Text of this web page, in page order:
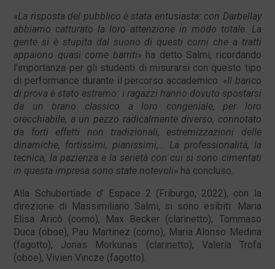
«La risposta del pubblico è stata entusiasta: con Darbellay
abbiamo catturato la loro attenzione in modo totale. La
gente si è stupita dal suono di questi corni che a tratti
appaiono quasi come barriti» ha detto Salmi, ricordando
l’importanza per gli studenti di misurarsi con questo tipo
di performance durante il percorso accademico. «Il banco
di prova è stato estremo: i ragazzi hanno dovuto spostarsi
da un brano classico a loro congeniale, per loro
orecchiabile, a un pezzo radicalmente diverso, connotato
da forti effetti non tradizionali, estremizzazioni delle
dinamiche, fortissimi, pianissimi,… La professionalità, la
tecnica, la pazienza e la serietà con cui si sono cimentati
in questa impresa sono state notevoli» ha concluso.
Alla Schubertiade d’ Espace 2 (Friburgo, 2022), con la
direzione di Massimiliano Salmi, si sono esibiti: Maria
Elisa Aricò (corno), Max Becker (clarinetto), Tommaso
Duca (oboe), Pau Martinez (corno), Maria Alonso Medina
(fagotto), Jonas Morkunas (clarinetto), Valeria Trofa
(oboe), Vivien Vincze (fagotto).